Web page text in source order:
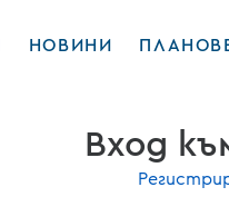
НОВИНИ
Вход